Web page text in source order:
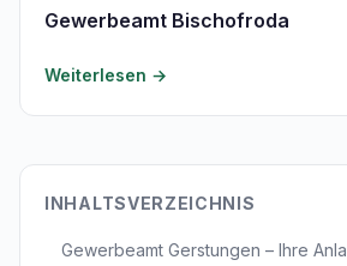
Gewerbeamt Bischofroda
Weiterlesen →
INHALTSVERZEICHNIS
Gewerbeamt Gerstungen – Ihre